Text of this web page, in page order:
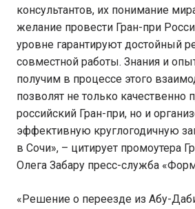
консультантов, их понимание
желание провести Гран-при
уровне гарантируют достойный
совместной работы. Знания и
получим в процессе этого
позволят не только качественно
российский Гран-при, но и
эффективную круглогодичную
в Сочи», – цитирует промоутера
Олега Забару пресс-служба
«Решение о переезде из Абу-